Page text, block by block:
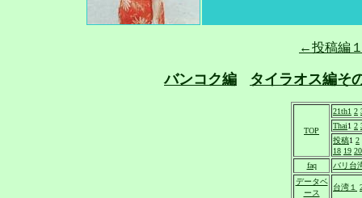
←投稿編
バンコク編 タイラオス編そ
TOP
21th1 2
Thai1 2
投稿1 2
18 19 20
faq
バリ台
データベ
ース
台湾１